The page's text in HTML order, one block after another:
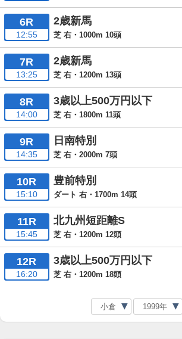
6R
12:55
2歳新馬
芝 右・1000m 10頭
7R
13:25
2歳新馬
芝 右・1200m 13頭
8R
14:00
3歳以上500万円以下
芝 右・1800m 11頭
9R
14:35
日南特別
芝 右・2000m 7頭
10R
15:10
豊前特別
ダート 右・1700m 14頭
11R
15:45
北九州短距離S
芝 右・1200m 12頭
12R
16:20
3歳以上500万円以下
芝 右・1200m 18頭